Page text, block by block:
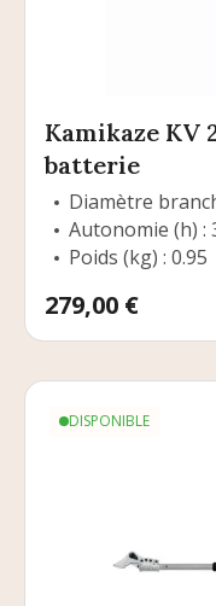
Kamikaze KV
batterie
Diamètre
Autonomie (h) :
Poids (kg) : 0.95
Prix
279,00 €
DISPONIBLE